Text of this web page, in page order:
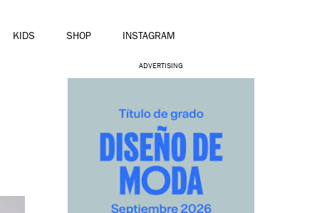
KIDS SHOP INSTAGRAM
ADVERTISING